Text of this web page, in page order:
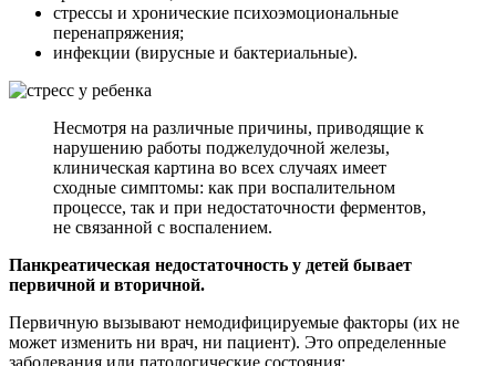
стрессы и хронические психоэмоциональные
перенапряжения;
инфекции (вирусные и бактериальные).
Несмотря на различные причины, приводящие к
нарушению работы поджелудочной железы,
клиническая картина во всех случаях имеет
сходные симптомы: как при воспалительном
процессе, так и при недостаточности ферментов,
не связанной с воспалением.
Панкреатическая недостаточность у детей бывает
первичной и вторичной.
Первичную вызывают немодифицируемые факторы (их не
может изменить ни врач, ни пациент). Это определенные
заболевания или патологические состояния: